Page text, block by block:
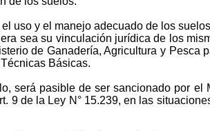
uso y el manejo adecuado de los
sea su vinculación jurídica de los
de Ganadería, Agricultura y Pesca
Básicas.
será pasible de ser sancionado por el
9 de la Ley N° 15.239, en las